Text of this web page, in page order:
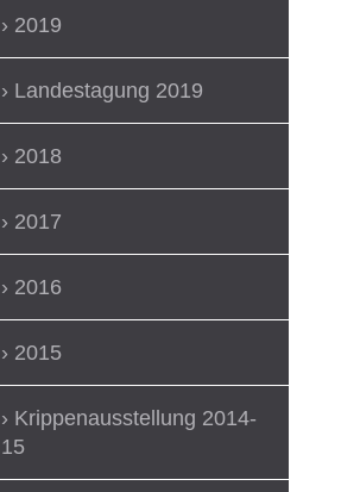
2019
Landestagung 2019
2018
2017
2016
2015
Krippenausstellung 2014-
15